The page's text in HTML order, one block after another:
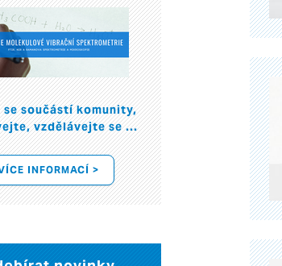
se součástí komunity,
vzdělávejte se ...
INFORMACÍ >